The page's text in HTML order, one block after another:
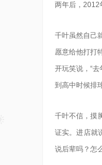
两年后，2012
千叶虽然自己
愿意给他打打
开玩笑说，“
到高中时候排
千叶不信，摸
证实。进店就
说后辈吗？怎